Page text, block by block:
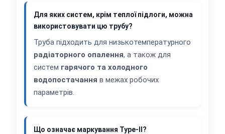
Для яких систем, крім теплої підлоги, можна
використовувати цю трубу?
Труба підходить для низькотемпературного
радіаторного опалення, а також для
систем гарячого та холодного
водопостачання в межах робочих
параметрів.
Що означає маркування Type-II?